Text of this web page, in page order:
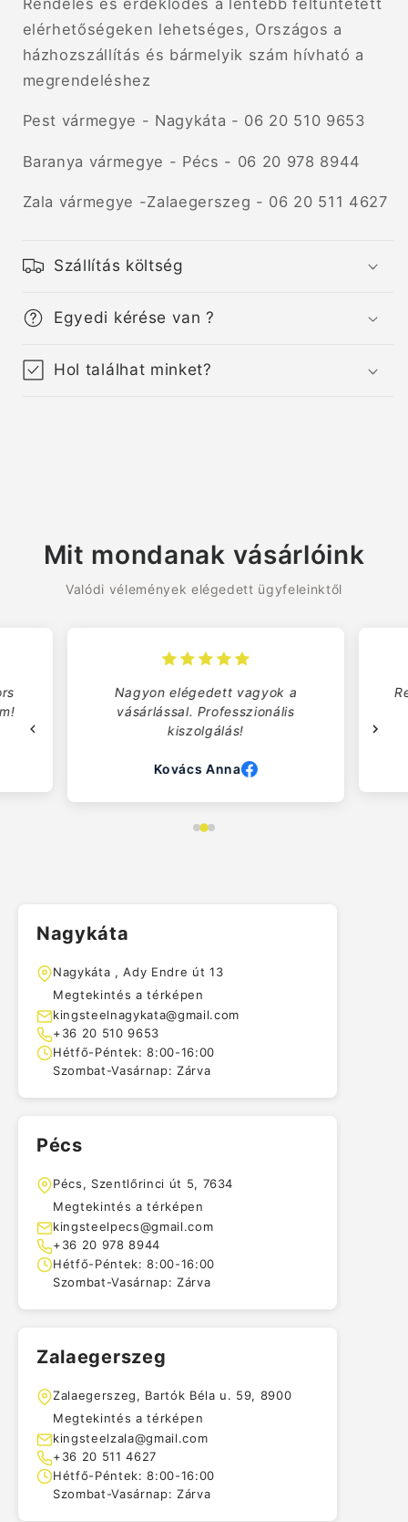
elérhetőségeken lehetséges, Országos a
házhozszállítás és bármelyik szám hívható a
megrendeléshez
Pest vármegye - Nagykáta - 06 20 510 9653
Baranya vármegye - Pécs - 06 20 978 8944
Zala vármegye -Zalaegerszeg - 06 20 511 4627
Szállítás költség
Egyedi kérése van ?
Hol találhat minket?
Mit mondanak vásárlóink
Valódi vélemények elégedett ügyfeleinktől
Nagyon elégedett vagyok a
vásárlással. Professzionális
kiszolgálás!
Kovács Anna
Nagykáta
Nagykáta , Ady Endre út 13
Megtekintés a térképen
kingsteelnagykata@gmail.com
+36 20 510 9653
Hétfő-Péntek: 8:00-16:00
Szombat-Vasárnap: Zárva
Pécs
Pécs, Szentlőrinci út 5, 7634
Megtekintés a térképen
kingsteelpecs@gmail.com
+36 20 978 8944
Hétfő-Péntek: 8:00-16:00
Szombat-Vasárnap: Zárva
Zalaegerszeg
Zalaegerszeg, Bartók Béla u. 59, 8900
Megtekintés a térképen
kingsteelzala@gmail.com
+36 20 511 4627
Hétfő-Péntek: 8:00-16:00
Szombat-Vasárnap: Zárva